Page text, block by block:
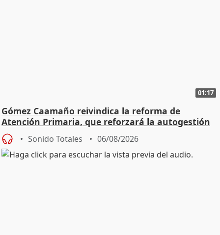
01:17
Gómez Caamaño reivindica la reforma de
Atención Primaria, que reforzará la autogestión
Sonido Totales 06/08/2026